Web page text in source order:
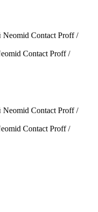
Contact Proff /
Contact Proff /